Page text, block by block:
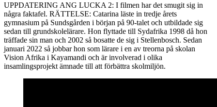
UPPDATERING ANG LUCKA 2: I filmen har det smugit sig in
några faktafel. RÄTTELSE: Catarina läste in tredje årets
gymnasium på Sundsgården i början på 90-talet och utbildade sig
sedan till grundskolelärare. Hon flyttade till Sydafrika 1998 då hon
träffade sin man och 2002 så bosatte de sig i Stellenbosch. Sedan
januari 2022 så jobbar hon som lärare i en av treorna på skolan
Vision Afrika i Kayamandi och är involverad i olika
insamlingsprojekt ämnade till att förbättra skolmiljön.